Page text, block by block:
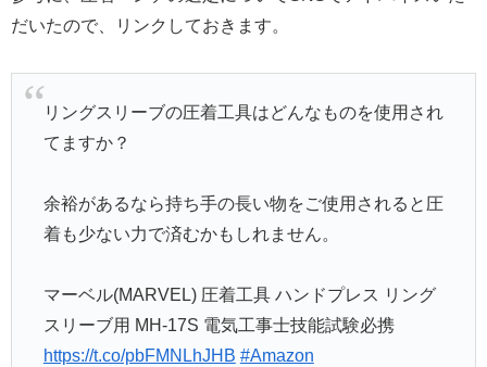
だいたので、リンクしておきます。
リングスリーブの圧着工具はどんなものを使用され
てますか？
余裕があるなら持ち手の長い物をご使用されると圧
着も少ない力で済むかもしれません。
マーベル(MARVEL) 圧着工具 ハンドプレス リング
スリーブ用 MH-17S 電気工事士技能試験必携
https://t.co/pbFMNLhJHB #Amazon